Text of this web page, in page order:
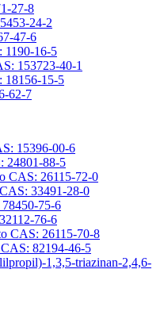
27-8
24-2
47-6
1190-16-5
153723-40-1
18156-15-5
62-7
15396-00-6
24801-88-5
CAS: 26115-72-0
33491-28-0
75-6
76-6
CAS: 26115-70-8
82194-46-5
1,3,5-triazinan-2,4,6-